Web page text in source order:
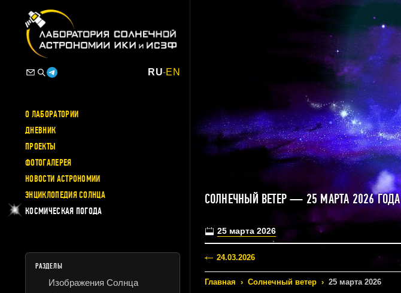
RU-EN
О ЛАБОРАТОРИИ
ДНЕВНИК
ПРОЕКТЫ
ФОТОГАЛЕРЕЯ
НОВОСТИ АСТРОНОМИИ
ЭНЦИКЛОПЕДИЯ СОЛНЦА
КОСМИЧЕСКАЯ ПОГОДА
РАЗДЕЛЫ
Изображения Солнца
СОЛНЕЧНЫЙ ВЕТЕР — 25 МАРТА 2026 ГОДА
25 марта 2026
24.03.2026
Главная › Солнечный ветер › 25 марта 2026